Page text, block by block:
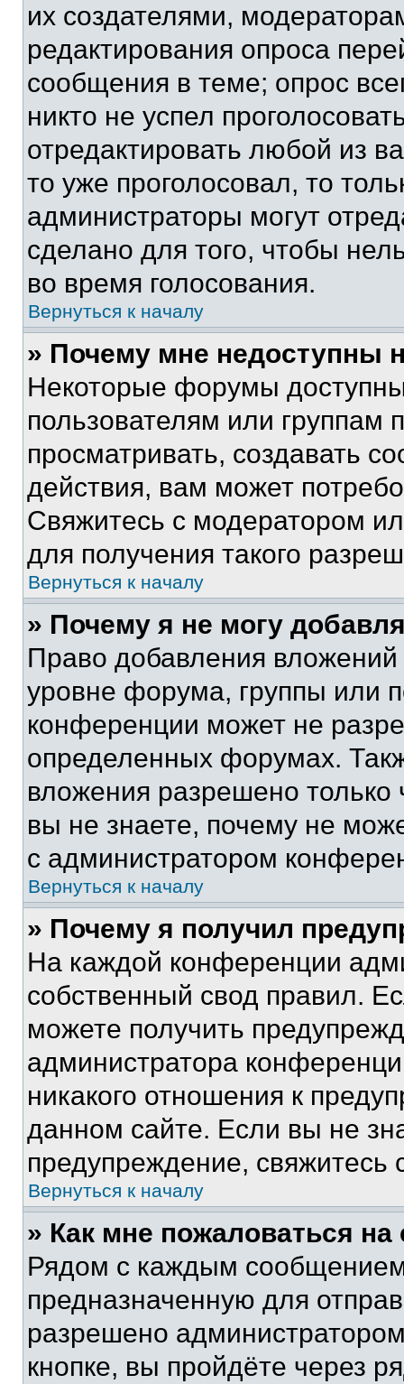
их создателями,
редактирования опроса
сообщения в теме; опрос
никто не успел
отредактировать любой из
то уже проголосовал, то
администраторы могут
сделано для того, чтобы
во время голосования.
Вернуться к началу
» Почему мне недоступны
Некоторые форумы
пользователям или группам
просматривать, создавать
действия, вам может
Свяжитесь с модератором
для получения такого
Вернуться к началу
» Почему я не могу
Право добавления
уровне форума, группы или
конференции может не
определенных форумах.
вложения разрешено
вы не знаете, почему не
с администратором
Вернуться к началу
» Почему я получил
На каждой конференции
собственный свод правил.
можете получить
администратора
никакого отношения к
данном сайте. Если вы не
предупреждение,
Вернуться к началу
» Как мне пожаловаться
Рядом с каждым сообщением
предназначенную для
разрешено
кнопке, вы пройдёте через